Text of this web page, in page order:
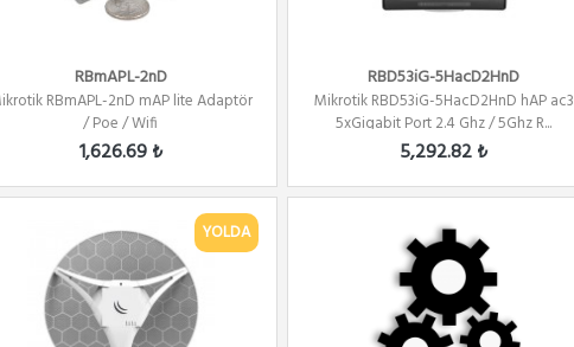
RBmAPL-2nD
RBmAPL-2nD mAP lite Adaptör
/ Poe / Wifi
1,626.69 ₺
RBD53iG-5HacD2HnD
Mikrotik RBD53iG-5HacD2HnD hAP ac3
5xGigabit Port 2.4 Ghz / 5Ghz R...
5,292.82 ₺
YOLDA